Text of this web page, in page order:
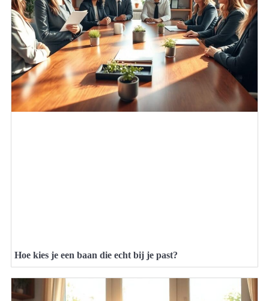
Hoe kies je een baan die echt bij je past?